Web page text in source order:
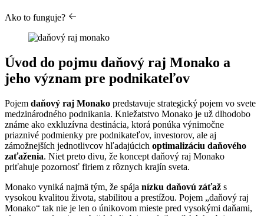
Ako to funguje?
Úvod do pojmu daňový raj Monako a
jeho význam pre podnikateľov
Pojem daňový raj Monako predstavuje strategický pojem vo svete
medzinárodného podnikania. Kniežatstvo Monako je už dlhodobo
známe ako exkluzívna destinácia, ktorá ponúka výnimočne
priaznivé podmienky pre podnikateľov, investorov, ale aj
zámožnejších jednotlivcov hľadajúcich optimalizáciu daňového
zaťaženia. Niet preto divu, že koncept daňový raj Monako
priťahuje pozornosť firiem z rôznych krajín sveta.
Monako vyniká najmä tým, že spája nízku daňovú záťaž s
vysokou kvalitou života, stabilitou a prestížou. Pojem „daňový raj
Monako“ tak nie je len o únikovom mieste pred vysokými daňami,